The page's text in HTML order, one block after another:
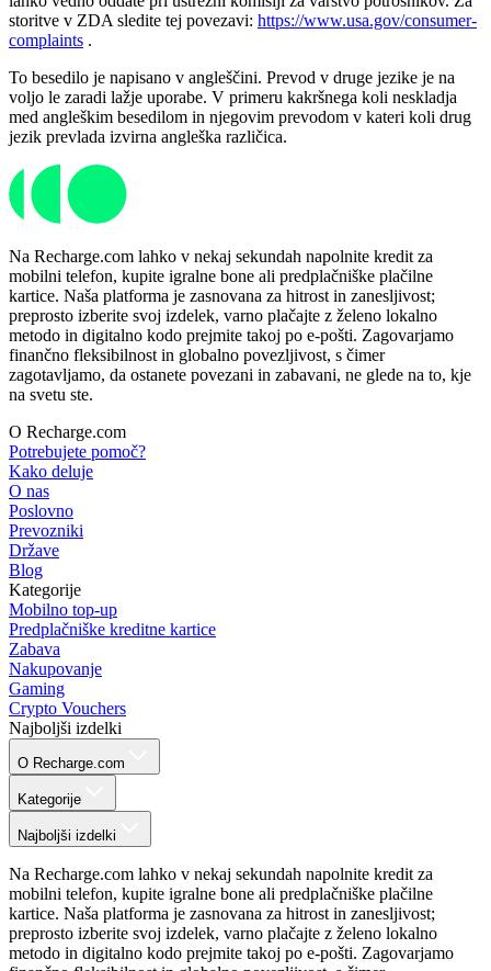
storitve v ZDA sledite tej povezavi: https://www.usa.gov/consumer-
complaints .
To besedilo je napisano v angleščini. Prevod v druge jezike je na
voljo le zaradi lažje uporabe. V primeru kakršnega koli neskladja
med angleškim besedilom in njegovim prevodom v kateri koli drug
jezik prevlada izvirna angleška različica.
Na Recharge.com lahko v nekaj sekundah napolnite kredit za
mobilni telefon, kupite igralne bone ali predplačniške plačilne
kartice. Naša platforma je zasnovana za hitrost in zanesljivost;
preprosto izberite svoj izdelek, varno plačajte z želeno lokalno
metodo in digitalno kodo prejmite takoj po e-pošti. Zagovarjamo
finančno fleksibilnost in globalno povezljivost, s čimer
zagotavljamo, da ostanete povezani in zabavani, ne glede na to, kje
na svetu ste.
O Recharge.com
Potrebujete pomoč?
Kako deluje
O nas
Poslovno
Prevozniki
Države
Blog
Kategorije
Mobilno top-up
Predplačniške kreditne kartice
Zabava
Nakupovanje
Gaming
Crypto Vouchers
Najboljši izdelki
O Recharge.com
Kategorije
Najboljši izdelki
Na Recharge.com lahko v nekaj sekundah napolnite kredit za
mobilni telefon, kupite igralne bone ali predplačniške plačilne
kartice. Naša platforma je zasnovana za hitrost in zanesljivost;
preprosto izberite svoj izdelek, varno plačajte z želeno lokalno
metodo in digitalno kodo prejmite takoj po e-pošti. Zagovarjamo